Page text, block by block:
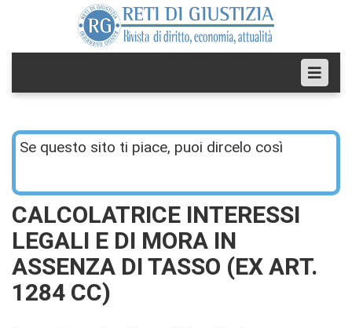
Se questo sito ti piace, puoi dircelo così
CALCOLATRICE INTERESSI
LEGALI E DI MORA IN
ASSENZA DI TASSO (EX ART.
1284 CC)